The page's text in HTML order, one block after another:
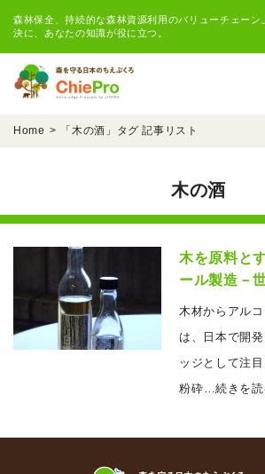
森林保全、持続的な森林資源利用のバリューチェーン
決に、あなたの知識が役に立つ。
Home 「 木の酒 」タグ 記事リスト
木の酒
木を原料と
ール製造－
木材からアル
は、日本で開
ッジとして注
粉砕 …続きを